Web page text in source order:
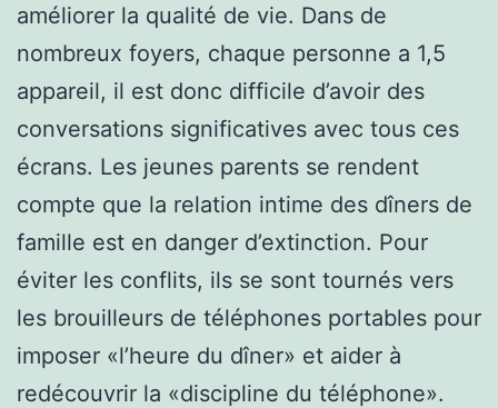
améliorer la qualité de vie. Dans de
nombreux foyers, chaque personne a 1,5
appareil, il est donc difficile d’avoir des
conversations significatives avec tous ces
écrans. Les jeunes parents se rendent
compte que la relation intime des dîners de
famille est en danger d’extinction. Pour
éviter les conflits, ils se sont tournés vers
les brouilleurs de téléphones portables pour
imposer «l’heure du dîner» et aider à
redécouvrir la «discipline du téléphone».